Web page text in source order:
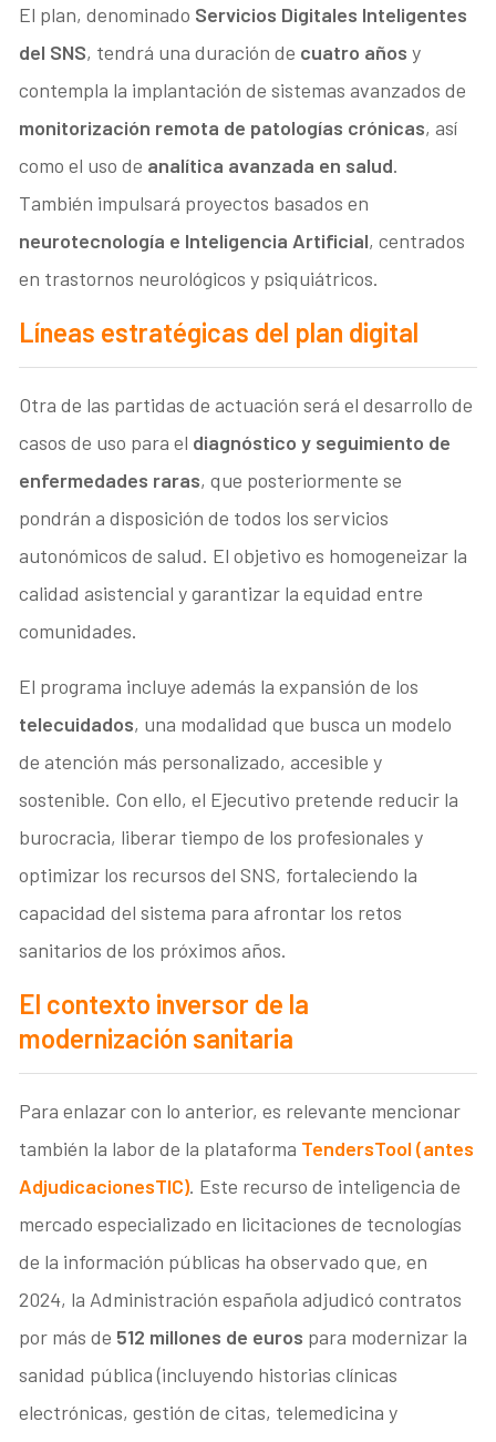
El plan, denominado Servicios Digitales Inteligentes
del SNS, tendrá una duración de cuatro años y
contempla la implantación de sistemas avanzados de
monitorización remota de patologías crónicas, así
como el uso de analítica avanzada en salud.
También impulsará proyectos basados en
neurotecnología e Inteligencia Artificial, centrados
en trastornos neurológicos y psiquiátricos.
Líneas estratégicas del plan digital
Otra de las partidas de actuación será el desarrollo de
casos de uso para el diagnóstico y seguimiento de
enfermedades raras, que posteriormente se
pondrán a disposición de todos los servicios
autonómicos de salud. El objetivo es homogeneizar la
calidad asistencial y garantizar la equidad entre
comunidades.
El programa incluye además la expansión de los
telecuidados, una modalidad que busca un modelo
de atención más personalizado, accesible y
sostenible. Con ello, el Ejecutivo pretende reducir la
burocracia, liberar tiempo de los profesionales y
optimizar los recursos del SNS, fortaleciendo la
capacidad del sistema para afrontar los retos
sanitarios de los próximos años.
El contexto inversor de la
modernización sanitaria
Para enlazar con lo anterior, es relevante mencionar
también la labor de la plataforma TendersTool (antes
AdjudicacionesTIC). Este recurso de inteligencia de
mercado especializado en licitaciones de tecnologías
de la información públicas ha observado que, en
2024, la Administración española adjudicó contratos
por más de 512 millones de euros para modernizar la
sanidad pública (incluyendo historias clínicas
electrónicas, gestión de citas, telemedicina y